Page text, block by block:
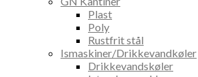
Plast
Poly
Rustfrit stål
Ismaskiner/Drikkevandkøler
Drikkevandskøler